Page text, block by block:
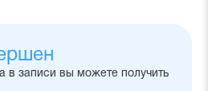
в записи вы можете получить